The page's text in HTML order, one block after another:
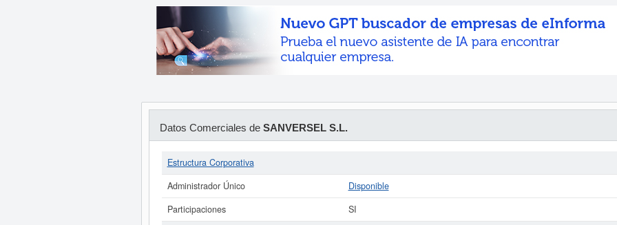
Datos Comerciales de SANVERSEL S.L.
Estructura Corporativa
Administrador Único
Disponible
Participaciones
SI